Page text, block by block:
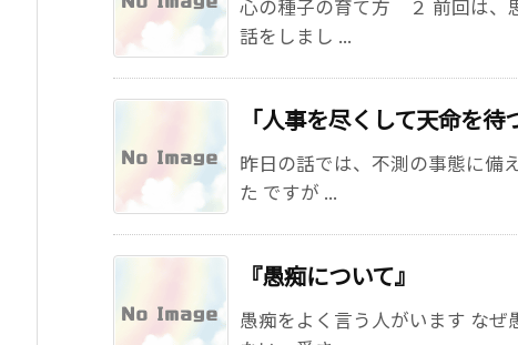
心の種子の育て方 ２ 前回は、
話をしまし ...
「人事を尽くして天命を待
昨日の話では、不測の事態に備
た ですが ...
『愚痴について』
愚痴をよく言う人がいます な